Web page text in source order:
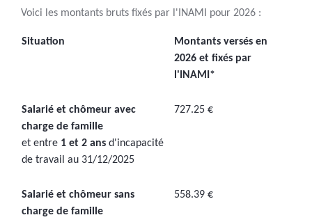
Voici les montants bruts fixés par l'INAMI pour 2026 :
Situation
Montants versés en
2026 et fixés par
l'INAMI*
Salarié et chômeur avec
charge de famille
et entre 1 et 2 ans d'incapacité
de travail au 31/12/2025
727.25 €
Salarié et chômeur sans
charge de famille
558.39 €